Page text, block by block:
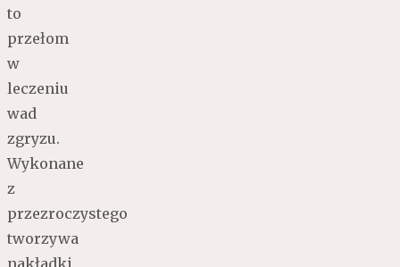
to
przełom
w
leczeniu
wad
zgryzu.
Wykonane
z
przezroczystego
tworzywa